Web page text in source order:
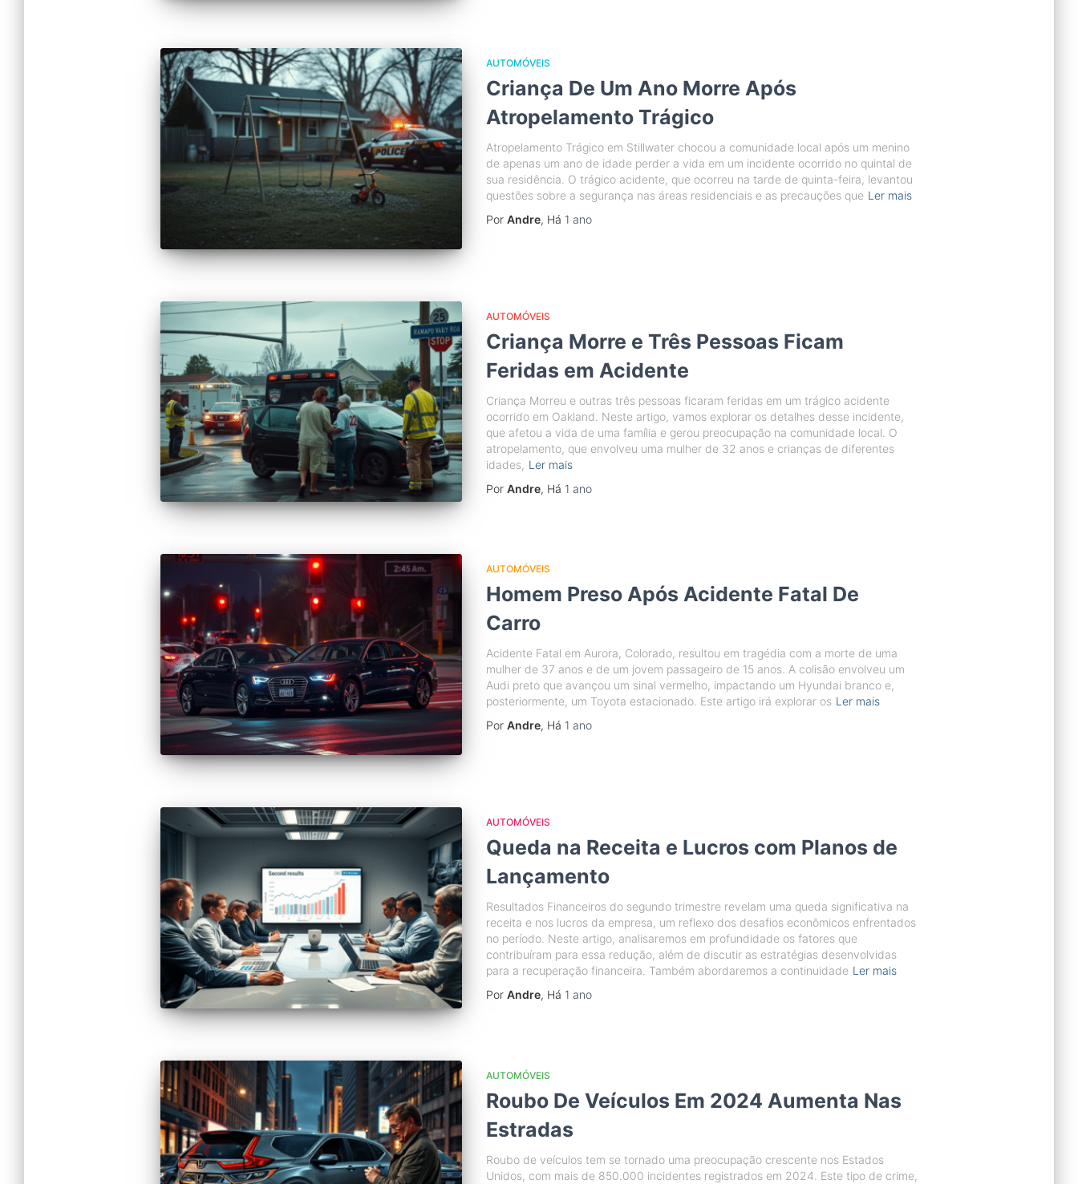
AUTOMÓVEIS
Criança De Um Ano Morre Após
Atropelamento Trágico
Atropelamento Trágico em Stillwater chocou a comunidade local após um menino
de apenas um ano de idade perder a vida em um incidente ocorrido no quintal de
sua residência. O trágico acidente, que ocorreu na tarde de quinta-feira, levantou
questões sobre a segurança nas áreas residenciais e as precauções que Ler mais
Por Andre, Há 1 ano
AUTOMÓVEIS
Criança Morre e Três Pessoas Ficam
Feridas em Acidente
Criança Morreu e outras três pessoas ficaram feridas em um trágico acidente
ocorrido em Oakland. Neste artigo, vamos explorar os detalhes desse incidente,
que afetou a vida de uma família e gerou preocupação na comunidade local. O
atropelamento, que envolveu uma mulher de 32 anos e crianças de diferentes
idades, Ler mais
Por Andre, Há 1 ano
AUTOMÓVEIS
Homem Preso Após Acidente Fatal De
Carro
Acidente Fatal em Aurora, Colorado, resultou em tragédia com a morte de uma
mulher de 37 anos e de um jovem passageiro de 15 anos. A colisão envolveu um
Audi preto que avançou um sinal vermelho, impactando um Hyundai branco e,
posteriormente, um Toyota estacionado. Este artigo irá explorar os Ler mais
Por Andre, Há 1 ano
AUTOMÓVEIS
Queda na Receita e Lucros com Planos de
Lançamento
Resultados Financeiros do segundo trimestre revelam uma queda significativa na
receita e nos lucros da empresa, um reflexo dos desafios econômicos enfrentados
no período. Neste artigo, analisaremos em profundidade os fatores que
contribuíram para essa redução, além de discutir as estratégias desenvolvidas
para a recuperação financeira. Também abordaremos a continuidade Ler mais
Por Andre, Há 1 ano
AUTOMÓVEIS
Roubo De Veículos Em 2024 Aumenta Nas
Estradas
Roubo de veículos tem se tornado uma preocupação crescente nos Estados
Unidos, com mais de 850.000 incidentes registrados em 2024. Este tipo de crime,